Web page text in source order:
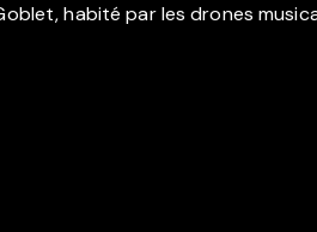
habité par les drones